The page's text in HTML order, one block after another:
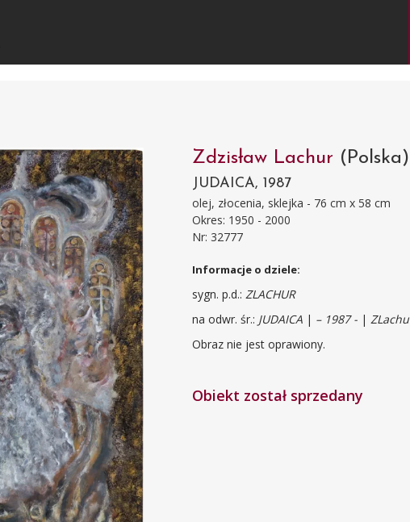
Zdzisław Lachur (Polska)
JUDAICA, 1987
olej, złocenia, sklejka - 76 cm x 58 cm
Okres: 1950 - 2000
Nr: 32777
Informacje o dziele:
sygn. p.d.:ZLACHUR
na odwr. śr.: JUDAICA | – 1987 - |
Obraz nie jest oprawiony.
Obiekt został sprzedany